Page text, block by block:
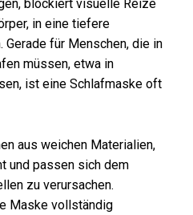
blockiert visuelle Reize
in eine tiefere
Gerade für Menschen, die in
müssen, etwa in
ist eine Schlafmaske oft
aus weichen Materialien,
und passen sich dem
zu verursachen.
Maske vollständig